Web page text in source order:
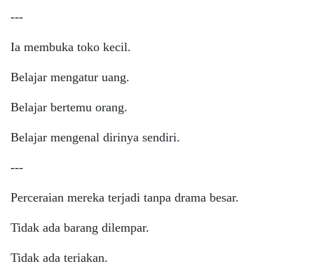
---
Ia membuka toko kecil.
Belajar mengatur uang.
Belajar bertemu orang.
Belajar mengenal dirinya sendiri.
---
Perceraian mereka terjadi tanpa drama besar.
Tidak ada barang dilempar.
Tidak ada teriakan.